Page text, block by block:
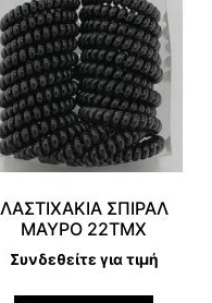
ΛΑΣΤΙΧΑΚΙΑ ΣΠΙΡΑΛ
ΜΑΥΡΟ 22ΤΜΧ
Συνδεθείτε για τιμή